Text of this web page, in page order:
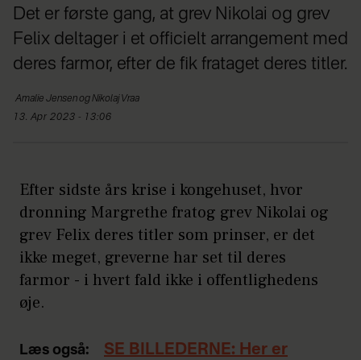
Det er første gang, at grev Nikolai og grev
Felix deltager i et officielt arrangement med
deres farmor, efter de fik frataget deres titler.
Amalie Jensenog Nikolaj Vraa
13. Apr 2023 - 13:06
Efter sidste års krise i kongehuset, hvor
dronning Margrethe fratog grev Nikolai og
grev Felix deres titler som prinser, er det
ikke meget, greverne har set til deres
farmor - i hvert fald ikke i offentlighedens
øje.
Læs også:
SE BILLEDERNE: Her er